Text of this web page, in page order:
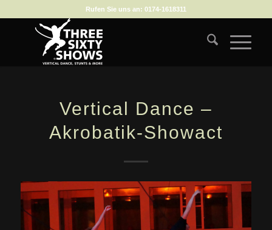
Rufen Sie uns an: 0174-1618311
Vertical Dance –
Akrobatik-Showact